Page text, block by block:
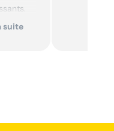
suivi !
suite